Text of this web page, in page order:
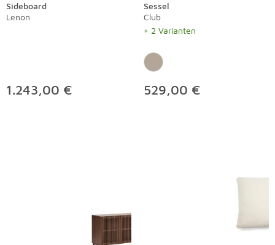
Sideboard
Lenon
1.243,00 €
Sessel
Club
+ 2 Varianten
529,00 €